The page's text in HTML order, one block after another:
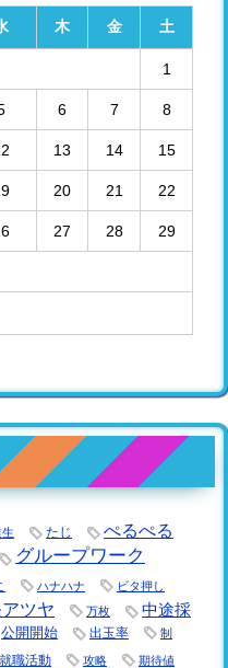
木 金 土
1
6 7 8
13 14 15
20 21 22
27 28 29
たじ ぺるぺる
グループワーク
ハナハナ ビタ押し
ツヤ 万枚
中途採
公開開始 出玉率 制
就職活動 攻略 期待値